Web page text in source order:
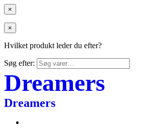
×
×
Hvilket produkt leder du efter?
Søg efter:
Dreamers
Dreamers